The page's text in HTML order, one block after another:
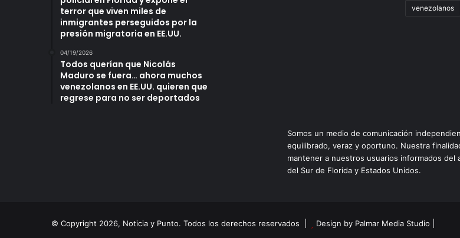
terror que viven miles de
inmigrantes perseguidos por la
presión migratoria en EE.UU.
04/19/2026
Todos querían que Nicolás
Maduro se fuera… ahora muchos
venezolanos en EE.UU. quieren que
regrese para no ser deportados
venezolanos
Somos un medio de comunicación
equilibrado, veraz y oportuno. Nuestra
mantener a nuestros usuarios informados del
del Sur de Florida y Estados Unidos.
© Copyright 2026, Noticia y Punto. Todos los derechos reservados | Design by Palmar Media Studio